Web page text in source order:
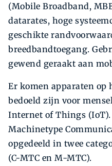
(Mobile Broadband,
datarates, hoge
geschikte
breedbandtoegang.
gewend geraakt aan
Er komen apparaten
bedoeld zijn voor
Internet of Things
Machinetype
opgedeeld in twee
(C-MTC en M-MTC).